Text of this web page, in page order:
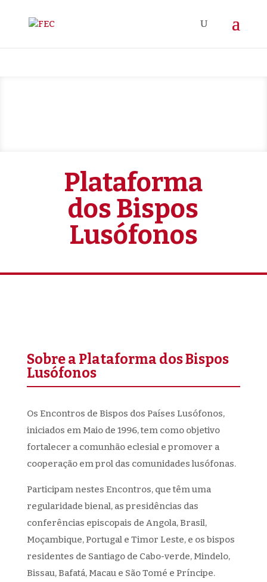
Plataforma
dos Bispos
Lusófonos
Sobre a Plataforma dos Bispos
Lusófonos
Os Encontros de Bispos dos Países Lusófonos,
iniciados em Maio de 1996, tem como objetivo
fortalecer a comunhão eclesial e promover a
cooperação em prol das comunidades lusófonas.
Participam nestes Encontros, que têm uma
regularidade bienal, as presidências das
conferências episcopais de Angola, Brasil,
Moçambique, Portugal e Timor Leste, e os bispos
residentes de Santiago de Cabo-verde, Mindelo,
Bissau, Bafatá, Macau e São Tomé e Príncipe.